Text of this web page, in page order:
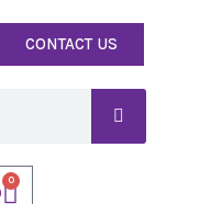
CONTACT US
0